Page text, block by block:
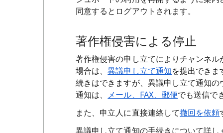
同意するとログアウトされます。
著作権侵害による停止
著作権侵害の申し立てによりチャンネ
場合は、異議申し立て通知を提出でき
続きはできますが、異議申し立て通知
通知は、 メール、FAX、郵便でも送信で
また、申立人に直接連絡して撤回を依頼
異議申し立て通知の手続きについて詳し